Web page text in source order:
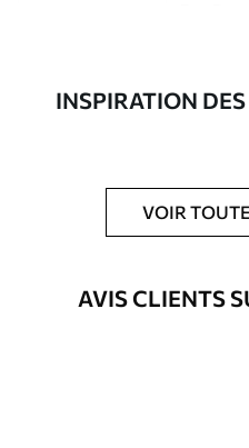
du
Matériaux disponibles
INSPIRATION
VOIR
AVIS CLIENTS